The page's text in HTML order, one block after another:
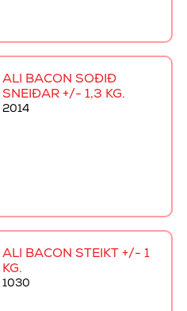
ALI BACON SOÐIÐ
SNEIÐAR +/- 1,3 KG.
2014
ALI BACON STEIKT +/- 1
KG.
1030